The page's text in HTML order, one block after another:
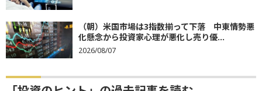
（朝）米国市場は3指数揃って下落 中東情勢悪
化懸念から投資家心理が悪化し売り優...
2026/08/07